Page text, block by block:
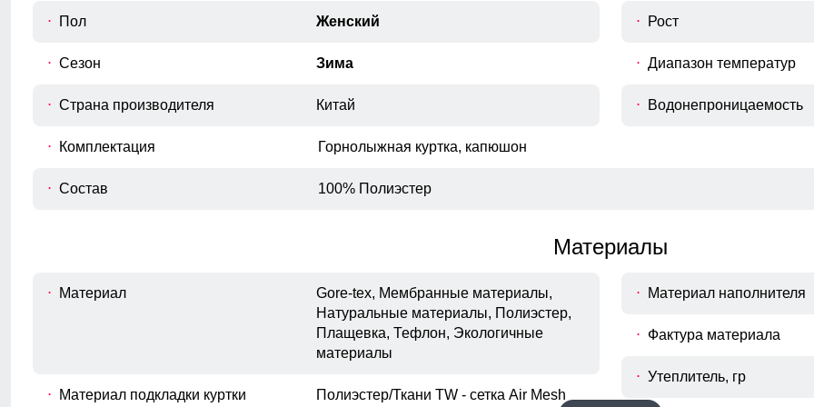
Расстояние от подмышечного шва
точкам ягодиц.
Пол Женский
Сезон Зима
Страна производителя Китай
Рост
Диапазон температур
Водонепроницаемость
Комплектация Горнолыжная куртка, капюшон
Состав 100% Полиэстер
Материалы
Материал
Gore-tex, Мембранные материалы,
Натуральные материалы, Полиэстер,
Плащевка, Тефлон, Экологичные
материалы
Материал подкладки куртки Полиэстер/Ткани TW - сетка Air Mesh
Материал наполнителя
Фактура материала
Утеплитель, гр